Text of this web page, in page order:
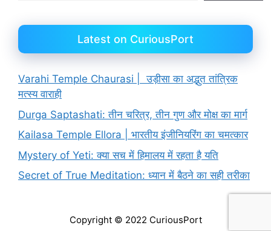
Latest on CuriousPort
Varahi Temple Chaurasi | उड़ीसा का अद्भुत तांत्रिक
मत्स्य वाराही
Durga Saptashati: तीन चरित्र, तीन गुण और मोक्ष का मार्ग
Kailasa Temple Ellora | भारतीय इंजीनियरिंग का चमत्कार
Mystery of Yeti: क्या सच में हिमालय में रहता है यति
Secret of True Meditation: ध्यान में बैठने का सही तरीका
Copyright © 2022 CuriousPort